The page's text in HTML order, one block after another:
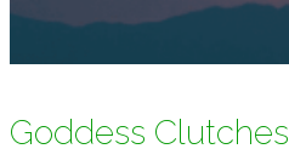
Goddess Clutches